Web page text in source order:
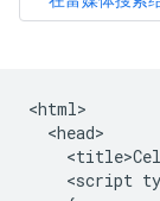
<html>
  <head>
<script